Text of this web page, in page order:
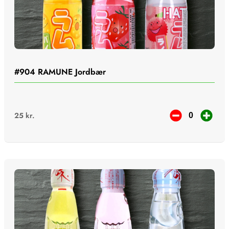
#904 RAMUNE Jordbær
25 kr.